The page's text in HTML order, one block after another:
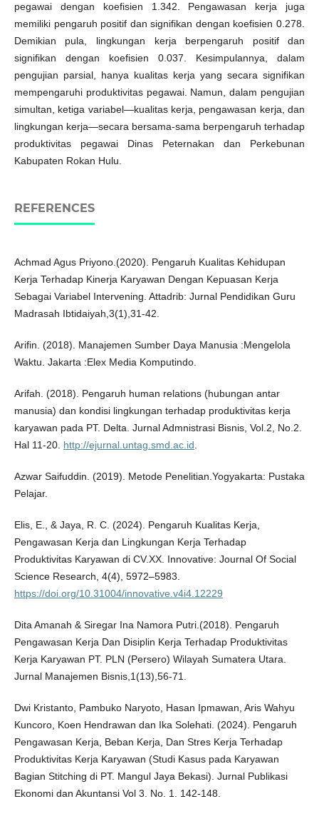
pegawai dengan koefisien 1.342. Pengawasan kerja juga
memiliki pengaruh positif dan signifikan dengan koefisien 0.278.
Demikian pula, lingkungan kerja berpengaruh positif dan
signifikan dengan koefisien 0.037. Kesimpulannya, dalam
pengujian parsial, hanya kualitas kerja yang secara signifikan
mempengaruhi produktivitas pegawai. Namun, dalam pengujian
simultan, ketiga variabel—kualitas kerja, pengawasan kerja, dan
lingkungan kerja—secara bersama-sama berpengaruh terhadap
produktivitas pegawai Dinas Peternakan dan Perkebunan
Kabupaten Rokan Hulu.
REFERENCES
Achmad Agus Priyono.(2020). Pengaruh Kualitas Kehidupan
Kerja Terhadap Kinerja Karyawan Dengan Kepuasan Kerja
Sebagai Variabel Intervening. Attadrib: Jurnal Pendidikan Guru
Madrasah Ibtidaiyah,3(1),31-42.
Arifin. (2018). Manajemen Sumber Daya Manusia :Mengelola
Waktu. Jakarta :Elex Media Komputindo.
Arifah. (2018). Pengaruh human relations (hubungan antar
manusia) dan kondisi lingkungan terhadap produktivitas kerja
karyawan pada PT. Delta. Jurnal Admnistrasi Bisnis, Vol.2, No.2.
Hal 11-20. http://ejurnal.untag.smd.ac.id
Azwar Saifuddin. (2019). Metode Penelitian.Yogyakarta: Pustaka
Pelajar.
Elis, E., & Jaya, R. C. (2024). Pengaruh Kualitas Kerja,
Pengawasan Kerja dan Lingkungan Kerja Terhadap
Produktivitas Karyawan di CV.XX. Innovative: Journal Of Social
Science Research, 4(4), 5972–5983.
https://doi.org/10.31004/innovative.v4i4.12229
Dita Amanah & Siregar Ina Namora Putri.(2018). Pengaruh
Pengawasan Kerja Dan Disiplin Kerja Terhadap Produktivitas
Kerja Karyawan PT. PLN (Persero) Wilayah Sumatera Utara.
Jurnal Manajemen Bisnis,1(13),56-71.
Dwi Kristanto, Pambuko Naryoto, Hasan Ipmawan, Aris Wahyu
Kuncoro, Koen Hendrawan dan Ika Solehati. (2024). Pengaruh
Pengawasan Kerja, Beban Kerja, Dan Stres Kerja Terhadap
Produktivitas Kerja Karyawan (Studi Kasus pada Karyawan
Bagian Stitching di PT. Mangul Jaya Bekasi). Jurnal Publikasi
Ekonomi dan Akuntansi Vol 3. No. 1. 142-148.